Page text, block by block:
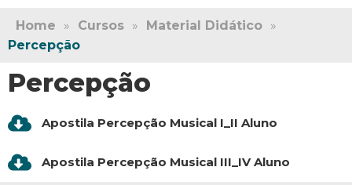
Home » Cursos » Material Didático »
Percepção
Percepção
Apostila Percepção Musical I_II Aluno
Apostila Percepção Musical III_IV Aluno